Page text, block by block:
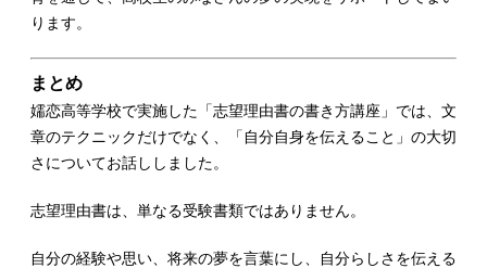
ります。
まとめ
嬬恋高等学校で実施した「志望理由書の書き方講座」では、文
章のテクニックだけでなく、「自分自身を伝えること」の大切
さについてお話ししました。
志望理由書は、単なる受験書類ではありません。
自分の経験や思い、将来の夢を言葉にし、自分らしさを伝える